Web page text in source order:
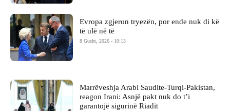
Evropa zgjeron tryezën, por ende nuk di kë
të ulë në të
8 Gusht, 2026 - 10:13
Marrëveshja Arabi Saudite-Turqi-Pakistan,
reagon Irani: Asnjë pakt nuk do t’i
garantojë sigurinë Riadit